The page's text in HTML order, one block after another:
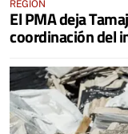
REGIÓN
El PMA deja
coordinación del